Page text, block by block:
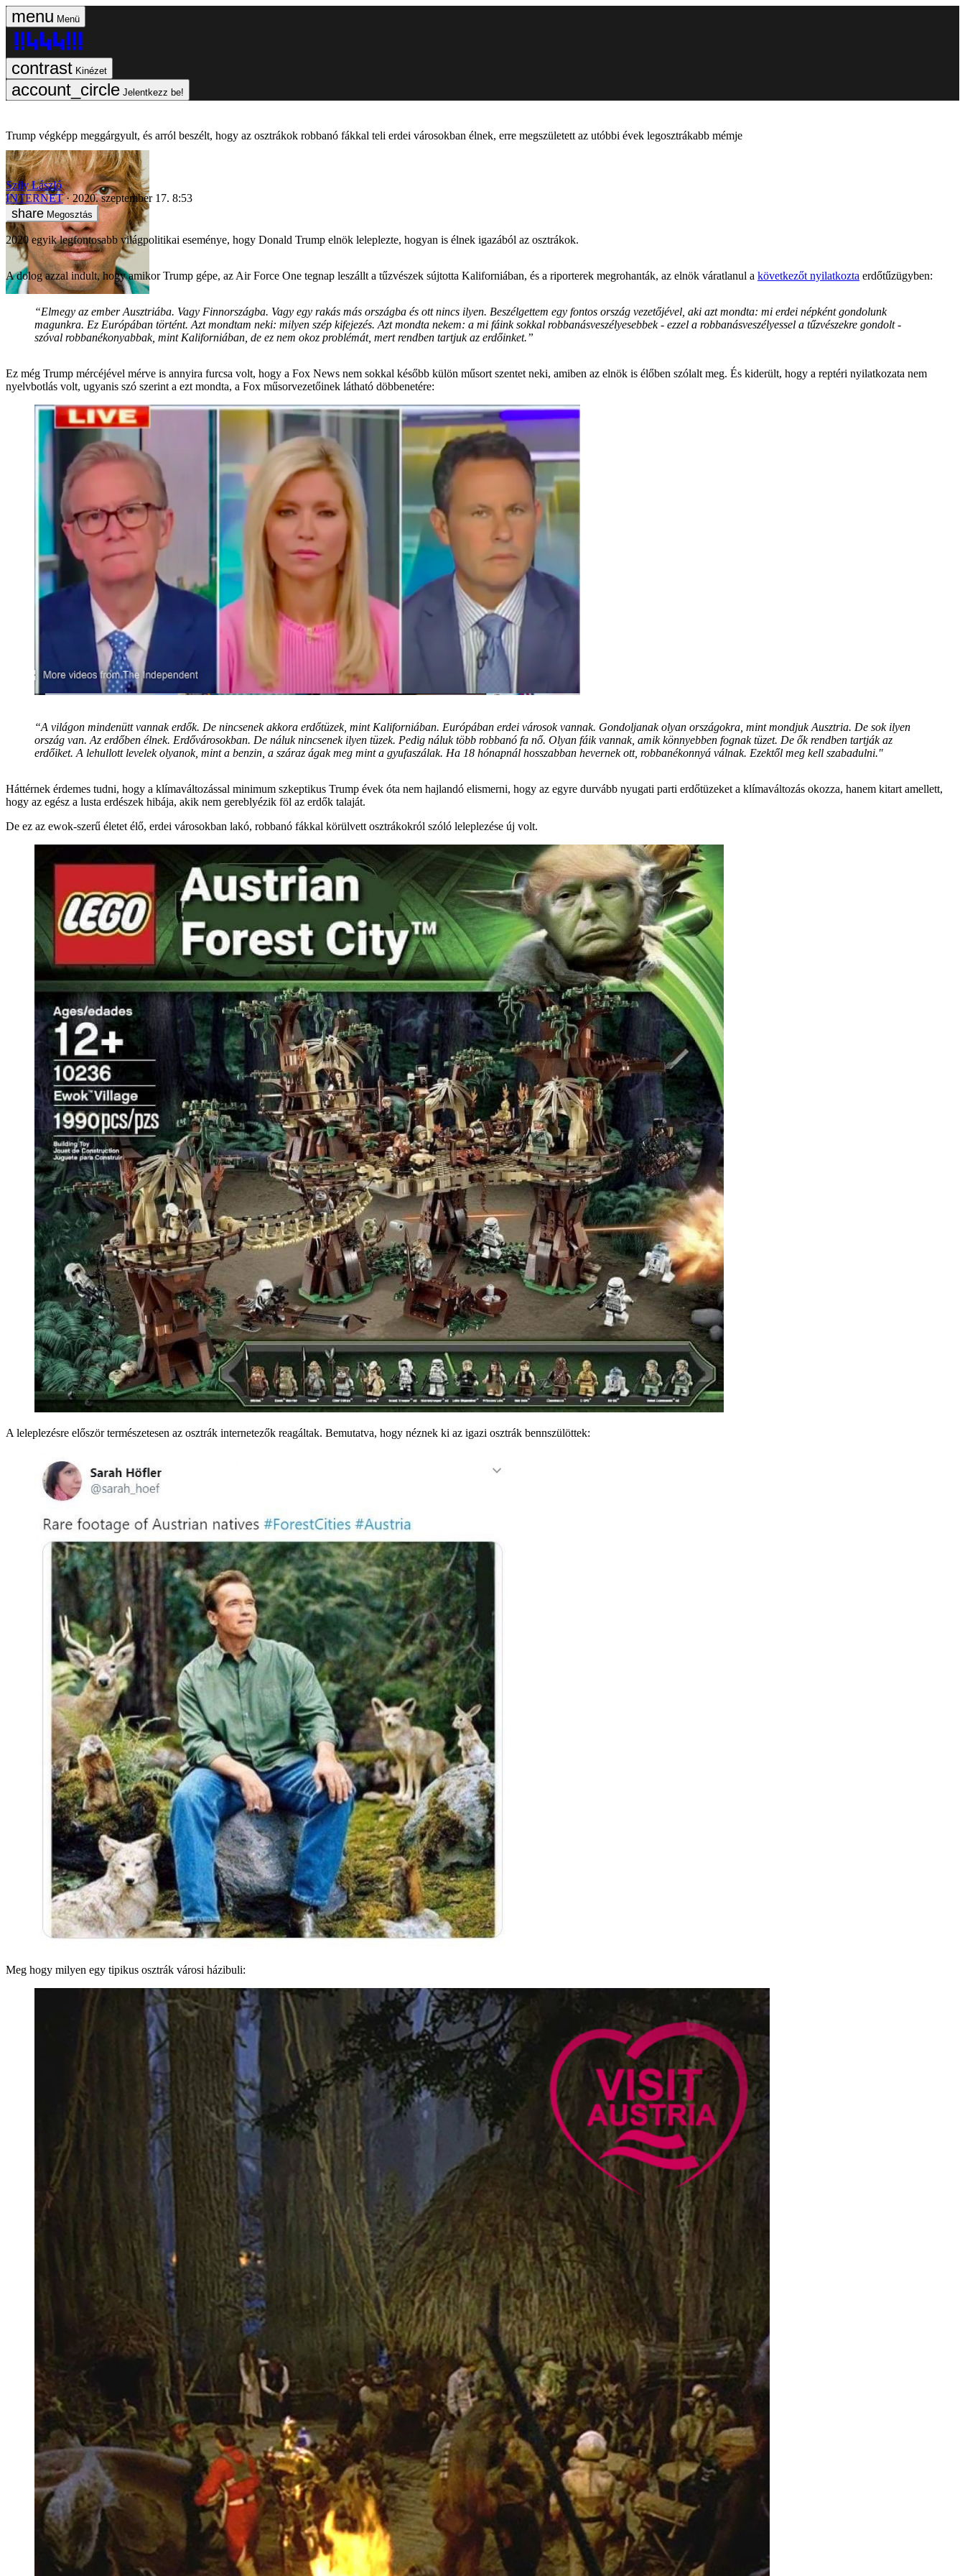
Menü
Kinézet
Jelentkezz be!
Trump végképp meggárgyult, és arról beszélt, hogy az osztrákok robbanó fákkal teli erdei városokban élnek, erre megszületett az utóbbi évek legosztrákabb mémje
Szily László
INTERNET
2020. szeptember 17. 8:53
Megosztás
2020 egyik legfontosabb világpolitikai eseménye, hogy Donald Trump elnök leleplezte, hogyan is élnek igazából az osztrákok.
A dolog azzal indult, hogy amikor Trump gépe, az Air Force One tegnap leszállt a tűzvészek sújtotta Kaliforniában, és a riporterek megrohanták, az elnök váratlanul a következőt nyilatkozta erdőtűzügyben:
“Elmegy az ember Ausztriába. Vagy Finnországba. Vagy egy rakás más országba és ott nincs ilyen. Beszélgettem egy fontos ország vezetőjével, aki azt mondta: mi erdei népként gondolunk
magunkra. Ez Európában történt. Azt mondtam neki: milyen szép kifejezés. Azt mondta nekem: a mi fáink sokkal robbanásveszélyesebbek - ezzel a robbanásveszélyessel a tűzvészekre gondolt -
szóval robbanékonyabbak, mint Kaliforniában, de ez nem okoz problémát, mert rendben tartjuk az erdőinket.”
Ez még Trump mércéjével mérve is annyira furcsa volt, hogy a Fox News nem sokkal később külön műsort szentet neki, amiben az elnök is élőben szólalt meg. És kiderült, hogy a reptéri nyilatkozata nem
nyelvbotlás volt, ugyanis szó szerint a ezt mondta, a Fox műsorvezetőinek látható döbbenetére:
“A világon mindenütt vannak erdők. De nincsenek akkora erdőtüzek, mint Kaliforniában. Európában erdei városok vannak. Gondoljanak olyan országokra, mint mondjuk Ausztria. De sok ilyen
ország van. Az erdőben élnek. Erdővárosokban. De náluk nincsenek ilyen tüzek. Pedig náluk több robbanó fa nő. Olyan fáik vannak, amik könnyebben fognak tüzet. De ők rendben tartják az
erdőiket. A lehullott levelek olyanok, mint a benzin, a száraz ágak meg mint a gyufaszálak. Ha 18 hónapnál hosszabban hevernek ott, robbanékonnyá válnak. Ezektől meg kell szabadulni."
Háttérnek érdemes tudni, hogy a klímaváltozással minimum szkeptikus Trump évek óta nem hajlandó elismerni, hogy az egyre durvább nyugati parti erdőtüzeket a klímaváltozás okozza, hanem kitart amellett,
hogy az egész a lusta erdészek hibája, akik nem gereblyézik föl az erdők talaját.
De ez az ewok-szerű életet élő, erdei városokban lakó, robbanó fákkal körülvett osztrákokról szóló leleplezése új volt.
A leleplezésre először természetesen az osztrák internetezők reagáltak. Bemutatva, hogy néznek ki az igazi osztrák bennszülöttek:
Meg hogy milyen egy tipikus osztrák városi házibuli: